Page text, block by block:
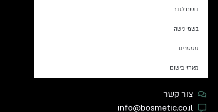
בושם לגבר
בשמי נישה
טסטרים
מארזי בישום
צור קשר
info@bosmetic.co.il